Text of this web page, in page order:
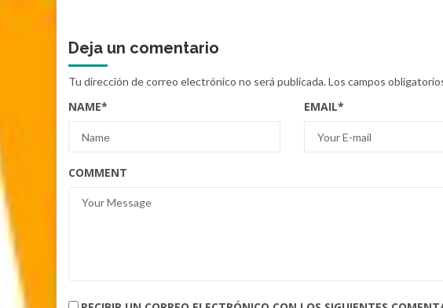
Deja un comentario
Tu dirección de correo electrónico no será publicada.Los campos
NAME* EMAIL*
COMMENT